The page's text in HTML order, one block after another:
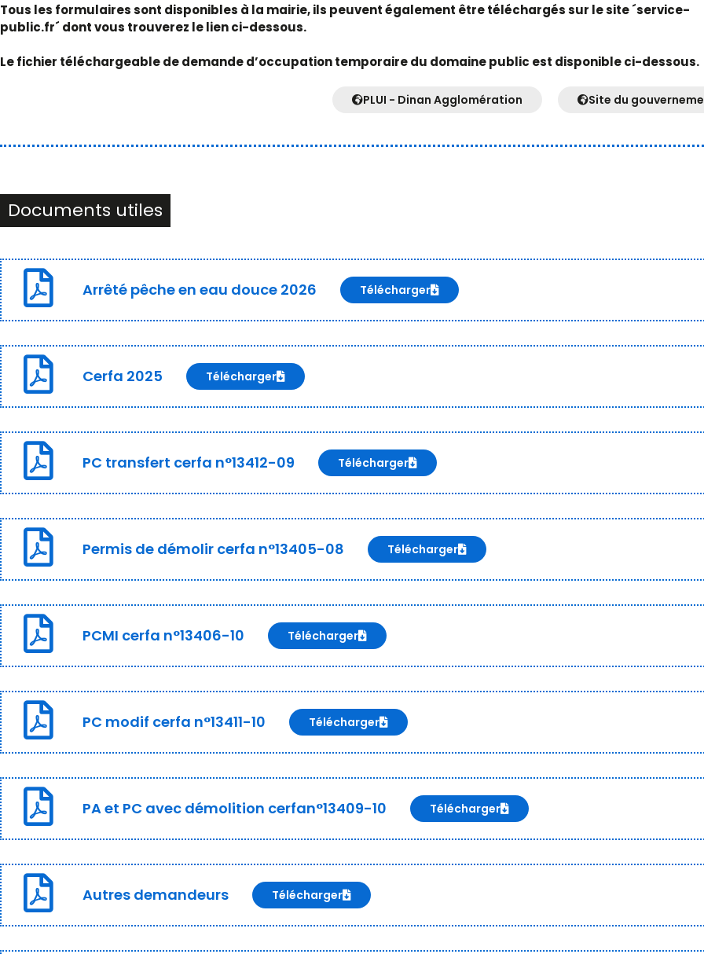
Tous les formulaires sont disponibles à la mairie, ils peuvent également être téléchargés sur le site ´service-
public.fr´ dont vous trouverez le lien ci-dessous.
Le fichier téléchargeable de demande d’occupation temporaire du domaine public est disponible ci-dessous.
PLUI - Dinan Agglomération Site du
Documents utiles
Arrêté pêche en eau douce 2026 Télécharger
Cerfa 2025 Télécharger
PC transfert cerfa n°13412-09 Télécharger
Permis de démolir cerfa n°13405-08 Télécharger
PCMI cerfa n°13406-10 Télécharger
PC modif cerfa n°13411-10 Télécharger
PA et PC avec démolition cerfan°13409-10 Télécharger
Autres demandeurs Télécharger